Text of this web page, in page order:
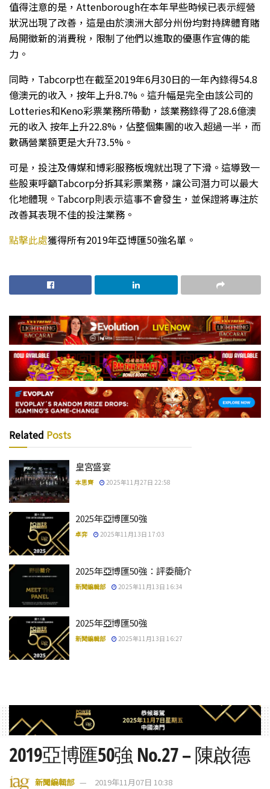
值得注意的是，Attenborough在本年早些時候已表示經營
狀況出現了改善，這是由於澳洲大部分州份均對持牌體育賭
局開徵新的消費稅，限制了他們以進取的優惠作宣傳的能
力。
同時，Tabcorp也在截至2019年6月30日的一年內錄得54.8
億澳元的收入，按年上升8.7%。這升幅是完全由該公司的
Lotteries和Keno彩票業務所帶動，該業務錄得了28.6億澳
元的收入 按年上升22.8%，佔整個集團的收入超過一半，而
數碼營業額更是大升73.5%。
可是，投注及傳媒和博彩服務板塊就出現了下滑。這導致一
些股東呼籲Tabcorp分拆其彩票業務，讓公司潛力可以最大
化地體現。Tabcorp則表示這事不會發生，並保證將專注於
改善其表現不佳的投注業務。
點擊此處獲得所有2019年亞博匯50強名單。
Related Posts
皇宮盛宴
本思齊 2025年11月27日 22:58
2025年亞博匯50強
卓弈 2025年11月13日 17:03
2025年亞博匯50強：評委簡介
新聞編輯部 2025年11月13日 16:34
2025年亞博匯50強
新聞編輯部 2025年11月13日 16:27
2019亞博匯50強 No.27 – 陳啟德
新聞編輯部 2019年11月07日 10:38